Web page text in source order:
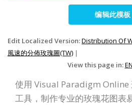
编辑此模板
Edit Localized Version:Distribution Of
風速的分佈玫瑰圖(TW) |
View this page in:EN
使用 Visual Paradigm Online
工具，制作专业的玫瑰花图表